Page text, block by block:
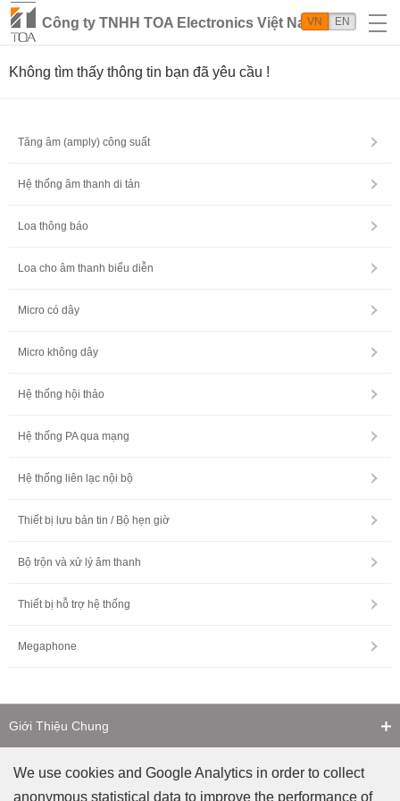
Công ty TNHH TOA Electronics Việt Nam
VN EN
Không tìm thấy thông tin bạn đã yêu cầu !
Tăng âm (amply) công suất
Hệ thống âm thanh di tản
Loa thông báo
Loa cho âm thanh biểu diễn
Micro có dây
Micro không dây
Hệ thống hội thảo
Hệ thống PA qua mạng
Hệ thống liên lạc nội bộ
Thiết bị lưu bản tin / Bộ hẹn giờ
Bộ trộn và xử lý âm thanh
Thiết bị hỗ trợ hệ thống
Megaphone
Giới Thiệu Chung
Liên Hệ
We use cookies and Google Analytics in order to collect
anonymous statistical data to improve the performance of